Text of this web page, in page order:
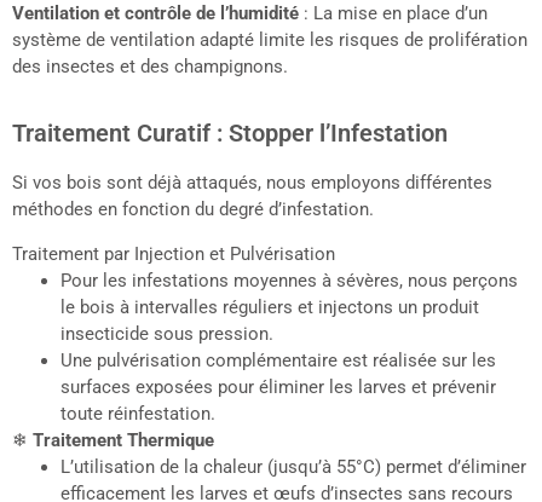
Ventilation et contrôle de l’humidité : La mise en place d’un
système de ventilation adapté limite les risques de prolifération
des insectes et des champignons.
Traitement Curatif : Stopper l’Infestation
Si vos bois sont déjà attaqués, nous employons différentes
méthodes en fonction du degré d’infestation.
Traitement par Injection et Pulvérisation
Pour les infestations moyennes à sévères, nous perçons
le bois à intervalles réguliers et injectons un produit
insecticide sous pression.
Une pulvérisation complémentaire est réalisée sur les
surfaces exposées pour éliminer les larves et prévenir
toute réinfestation.
❄ Traitement Thermique
L’utilisation de la chaleur (jusqu’à 55°C) permet d’éliminer
efficacement les larves et œufs d’insectes sans recours